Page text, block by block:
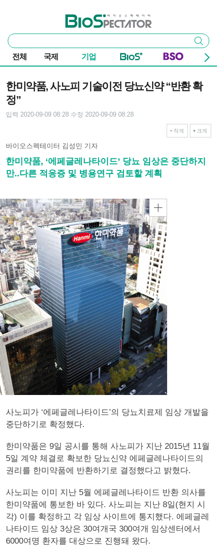
바이오스펙테이터
통
합
검
색
검색
전체 국제 기업
한미약품, 사노피 기술이전 당뇨신약 “반환 확
정”
입력 2020-09-09 08:28 수정 2020-09-09 08:28
작게 크게
바이오스펙테이터 김성민 기자
한미약품, ‘에페글레나타이드’ 당뇨 임상은 중단하지
만..다른 적응증 및 병용연구 검토할 계획
사노피가 ‘에페글레나타이드’의 당뇨치료제 임상 개발을
중단하기로 확정했다.
한미약품은 9일 공시를 통해 사노피가 지난 2015년 11월
5일 계약 체결로 확보한 당뇨신약 에페글레나타이드의
권리를 한미약품에 반환하기로 결정했다고 밝혔다.
사노피는 이미 지난 5월 에페글레나타이드 반환 의사를
한미약품에 통보한 바 있다. 사노피는 지난 8일(현지 시
각) 이를 확정하고 각 임상 사이트에 통지했다. 에페글레
나타이드 임상 3상은 30여개국 300여개 임상센터에서
6000여명 환자를 대상으로 진행돼 왔다.